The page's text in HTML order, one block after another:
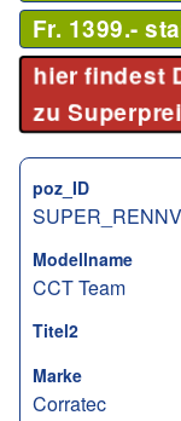
Fr. 1399.-
hier findest
zu
poz_ID
Modellname
CCT Team
Titel2
Marke
Corratec